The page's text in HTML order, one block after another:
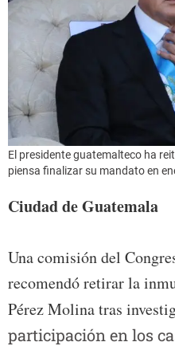
El presidente guatemalteco ha
piensa finalizar su mandato en
Ciudad de Guatemala
Una comisión del
recomendó retirar la
Pérez Molina tras
participación en los